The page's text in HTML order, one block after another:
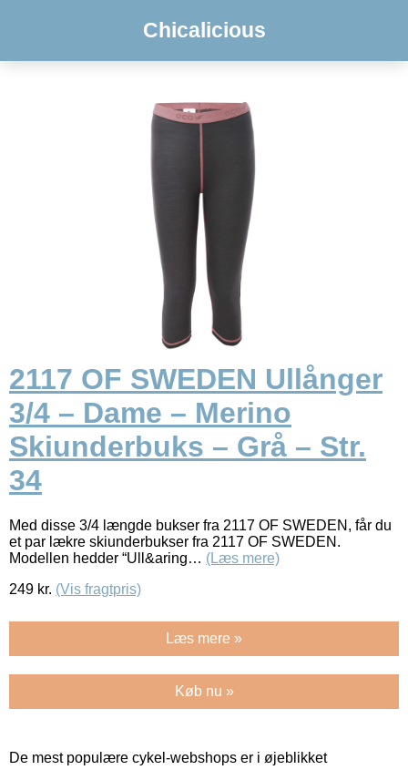
Chicalicious
2117 OF SWEDEN Ullånger
3/4 – Dame – Merino
Skiunderbuks – Grå – Str.
34
Med disse 3/4 længde bukser fra 2117 OF SWEDEN, får du
et par lækre skiunderbukser fra 2117 OF SWEDEN.
Modellen hedder “Ull&aring… (Læs mere)
249 kr. (Vis fragtpris)
Læs mere »
Køb nu »
De mest populære cykel-webshops er i øjeblikket